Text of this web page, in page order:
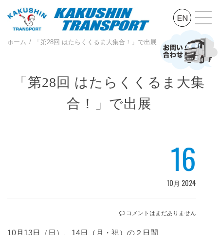
ホーム 「第28回 はたらくくるま大集合！」で出展
「第28回 はたらくくるま大集
合！」で出展
16
10月 2024
コメントはまだありません
10月13日（日）、14日（月・祝）の２日間、